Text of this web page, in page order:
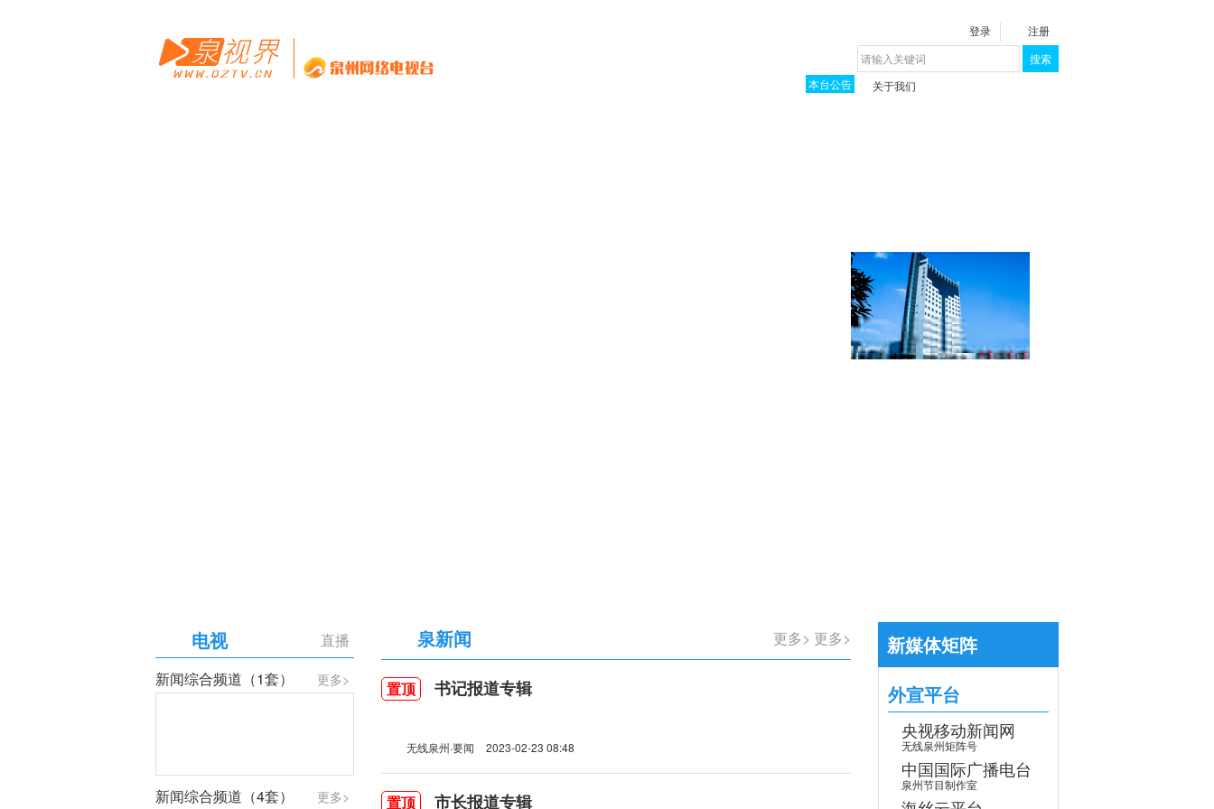
登录
注册
搜索
本台公告
关于我们
直播
电视
更多>
新闻综合频道（1套）
更多>
新闻综合频道（4套）
更多> 更多>
泉新闻
置顶 书记报道专辑
无线泉州·要闻 2023-02-23 08:48
置顶 市长报道专辑
新媒体矩阵
外宣平台
央视移动新闻网
无线泉州矩阵号
中国国际广播电台
泉州节目制作室